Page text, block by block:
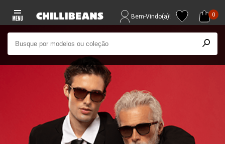
Bem-Vindo(a)! 0